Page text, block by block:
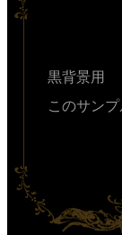
黒背景用
このサン